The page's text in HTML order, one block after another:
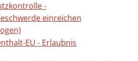
-
einreichen
EU - Erlaubnis